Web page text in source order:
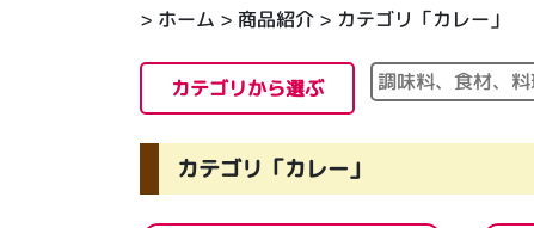
> ホーム > 商品紹介> カテゴリ「カレー」
カテゴリから選ぶ
カテゴリ「カレー」